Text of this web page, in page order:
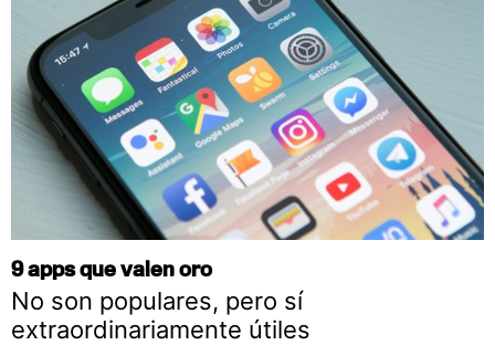
9 apps que valen oro
No son populares, pero sí
extraordinariamente útiles